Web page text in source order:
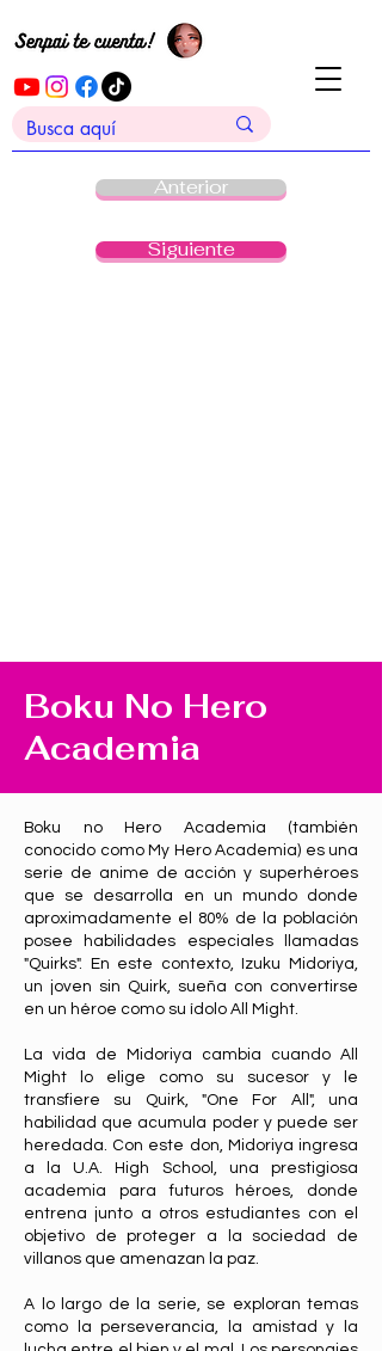
Anterior
Siguiente
Boku No Hero
Academia
Boku no Hero Academia (también
conocido como My Hero Academia) es una
serie de anime de acción y superhéroes
que se desarrolla en un mundo donde
aproximadamente el 80% de la población
posee habilidades especiales llamadas
"Quirks". En este contexto, Izuku Midoriya,
un joven sin Quirk, sueña con convertirse
en un héroe como su ídolo All Might.
La vida de Midoriya cambia cuando All
Might lo elige como su sucesor y le
transfiere su Quirk, "One For All", una
habilidad que acumula poder y puede ser
heredada. Con este don, Midoriya ingresa
a la U.A. High School, una prestigiosa
academia para futuros héroes, donde
entrena junto a otros estudiantes con el
objetivo de proteger a la sociedad de
villanos que amenazan la paz.
A lo largo de la serie, se exploran temas
como la perseverancia, la amistad y la